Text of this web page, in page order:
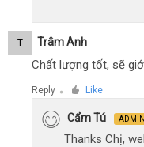
T Trâm Anh
Chất lượng tốt, sẽ
Reply ● Like
Cẩm Tú ADMIN
Thanks Chị,